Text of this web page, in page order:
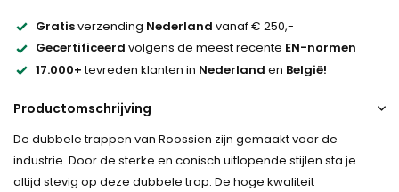
Gratisverzending Nederland vanaf € 250,-
Gecertificeerd volgens de meest recente EN-normen
17.000+tevreden klanten in Nederland en België!
Productomschrijving
De dubbele trappen van Roossien zijn gemaakt voor de
industrie. Door de sterke en conisch uitlopende stijlen sta je
altijd stevig op deze dubbele trap. De hoge kwaliteit